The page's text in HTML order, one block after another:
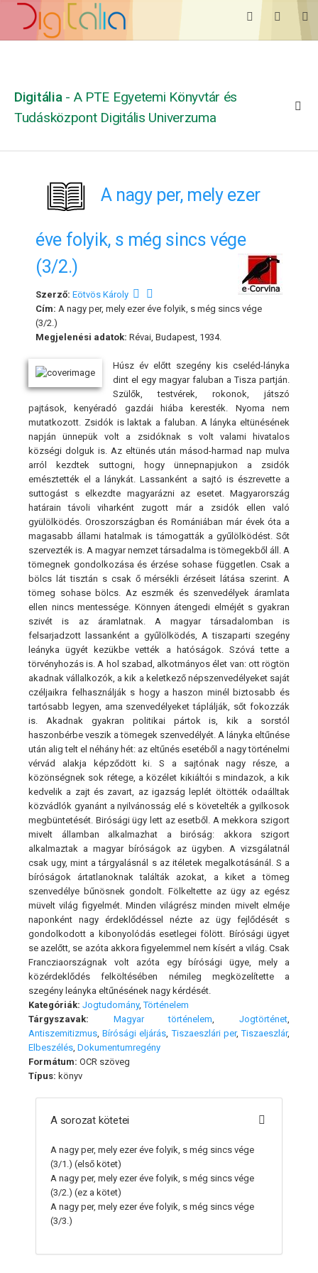
Digitália - A PTE Egyetemi Könyvtár és
Tudásközpont Digitális Univerzuma
A nagy per, mely ezer
éve folyik, s még sincs vége
(3/2.)
Szerző: Eötvös Károly
Cím: A nagy per, mely ezer éve folyik, s még sincs vége
(3/2.)
Megjelenési adatok: Révai, Budapest, 1934.
Húsz év előtt szegény kis cseléd-lányka
dint el egy magyar faluban a Tisza partján.
Szülők, testvérek, rokonok, játszó
pajtások, kenyéradó gazdái hiába keresték. Nyoma nem
mutatkozott. Zsidók is laktak a faluban. A lányka eltünésének
napján ünnepük volt a zsidóknak s volt valami hivatalos
községi dolguk is. Az eltünés után másod-harmad nap mulva
arról kezdtek suttogni, hogy ünnepnapjukon a zsidók
emésztették el a lánykát. Lassanként a sajtó is észrevette a
suttogást s elkezdte magyarázni az esetet. Magyarország
határain távoli viharként zugott már a zsidók ellen való
gyülölködés. Oroszországban és Romániában már évek óta a
magasabb állami hatalmak is támogatták a gyűlölködést. Sőt
szervezték is. A magyar nemzet társadalma is tömegekből áll. A
tömegnek gondolkozása és érzése sohase független. Csak a
bölcs lát tisztán s csak ő mérsékli érzéseit látása szerint. A
tömeg sohase bölcs. Az eszmék és szenvedélyek áramlata
ellen nincs mentessége. Könnyen átengedi elméjét s gyakran
szivét is az áramlatnak. A magyar társadalomban is
felsarjadzott lassanként a gyűlölködés, A tiszaparti szegény
leányka ügyét kezükbe vették a hatóságok. Szóvá tette a
törvényhozás is. A hol szabad, alkotmányos élet van: ott rögtön
akadnak vállalkozók, a kik a keletkező népszenvedélyeket saját
czéljaikra felhasználják s hogy a haszon minél biztosabb és
tartósabb legyen, ama szenvedélyeket táplálják, sőt fokozzák
is. Akadnak gyakran politikai pártok is, kik a sorstól
haszonbérbe veszik a tömegek szenvedélyét. A lányka eltűnése
után alig telt el néhány hét: az eltűnés esetéből a nagy történelmi
vérvád alakja képződött ki. S a sajtónak nagy része, a
közönségnek sok rétege, a közélet kikiáltói s mindazok, a kik
kedvelik a zajt és zavart, az igazság leplét öltötték odaálltak
közvádlók gyanánt a nyilvánosság elé s követelték a gyilkosok
megbüntetését. Birósági ügy lett az esetből. A mekkora szigort
mivelt államban alkalmazhat a biróság: akkora szigort
alkalmaztak a magyar bíróságok az ügyben. A vizsgálatnál
csak ugy, mint a tárgyalásnál s az itéletek megalkotásánál. S a
bíróságok ártatlanoknak találták azokat, a kiket a tömeg
szenvedélye bűnösnek gondolt. Fölkeltette az ügy az egész
müvelt világ figyelmét. Minden világrész minden mivelt elméje
naponként nagy érdeklődéssel nézte az ügy fejlődését s
gondolkodott a kibonyolódás esetlegei fölött. Bírósági ügyet
se azelőtt, se azóta akkora figyelemmel nem kísért a világ. Csak
Francziaországnak volt azóta egy bírósági ügye, mely a
közérdeklődés felköltésében némileg megközelítette a
szegény leányka eltűnésének nagy kérdését.
Kategóriák: Jogtudomány,Történelem
Tárgyszavak:
Magyar történelem ,Jogtörténet
Antiszemitizmus ,Bírósági eljárás ,Tiszaeszlári per,Tiszaeszlár,
Elbeszélés Dokumentumregény
Formátum: OCR szöveg
Típus: könyv
A sorozat kötetei
A nagy per, mely ezer éve folyik, s még sincs vége
(3/1.) (első kötet)
A nagy per, mely ezer éve folyik, s még sincs vége
(3/2.) (ez a kötet)
A nagy per, mely ezer éve folyik, s még sincs vége
(3/3.)